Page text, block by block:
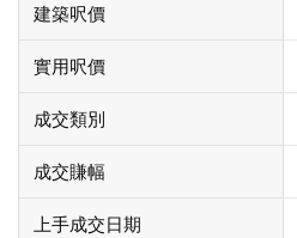
建築呎價
實用呎價
成交類別
成交賺幅
上手成交日期